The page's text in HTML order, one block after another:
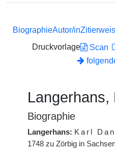
BiographieAutor/in
Druckvorlage
Scan
Langerhans,
Biographie
Langerhans: Karl
1748 zu Zörbig in